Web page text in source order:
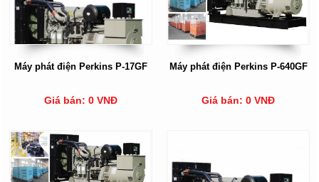
Máy phát điện Perkins P-17GF
Giá bán: 0 VNĐ
Máy phát điện Perkins P-640GF
Giá bán: 0 VNĐ